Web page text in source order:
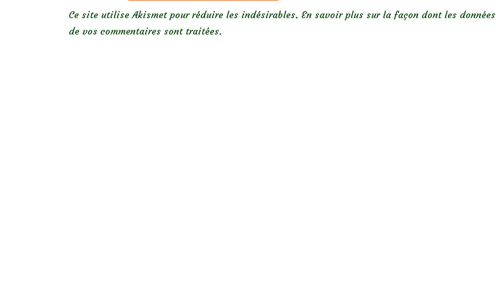
Ce site utilise Akismet pour réduire les indésirables. En savoir plus sur la façon dont les données
de vos commentaires sont traitées.